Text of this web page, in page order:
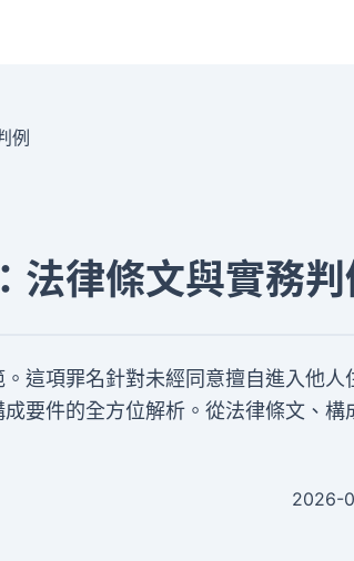
例
法律條文與實務判
這項罪名針對未經同意擅自進入他人
要件的全方位解析。從法律條文、構
2026-